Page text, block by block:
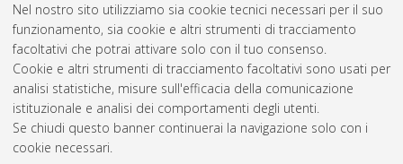
Nel nostro sito utilizziamo sia cookie tecnici necessari per il suo
funzionamento, sia cookie e altri strumenti di tracciamento
facoltativi che potrai attivare solo con il tuo consenso.
Cookie e altri strumenti di tracciamento facoltativi sono usati per
analisi statistiche, misure sull'efficacia della comunicazione
istituzionale e analisi dei comportamenti degli utenti.
Se chiudi questo banner continuerai la navigazione solo con i
cookie necessari.
Ragazzini, Ilaria(2018)Studio di un sistema fotoprotettore da
applicare alle cellulose in ambito cartario.[Laurea magistrale],
Università di Bologna, Corso di Studio inChimica industriale
[LM-DM270], Documento full-text non disponibile
Questa lista e' stata generata ilFri Aug 7 23:52:22 2026 CEST